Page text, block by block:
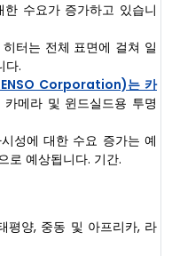
수요가 증가하고 있습니
터는 전체 표면에 걸쳐 일
다.
Corporation)는 카
카메라 및 윈드실드용 투명
성에 대한 수요 증가는 예
로 예상됩니다. 기간.
평양, 중동 및 아프리카, 라